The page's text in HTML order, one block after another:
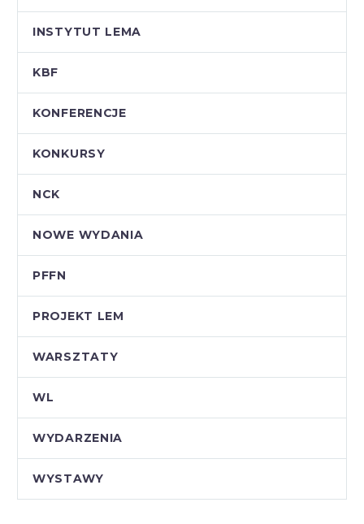
INSTYTUT LEMA
KBF
KONFERENCJE
KONKURSY
NCK
NOWE WYDANIA
PFFN
PROJEKT LEM
WARSZTATY
WL
WYDARZENIA
WYSTAWY